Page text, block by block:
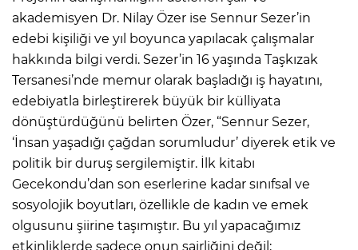
akademisyen Dr. Nilay Özer ise Sennur Sezer’in
edebi kişiliği ve yıl boyunca yapılacak çalışmalar
hakkında bilgi verdi. Sezer’in 16 yaşında Taşkızak
Tersanesi’nde memur olarak başladığı iş hayatını,
edebiyatla birleştirerek büyük bir külliyata
dönüştürdüğünü belirten Özer, “Sennur Sezer,
‘İnsan yaşadığı çağdan sorumludur’ diyerek etik ve
politik bir duruş sergilemiştir. İlk kitabı
Gecekondu’dan son eserlerine kadar sınıfsal ve
sosyolojik boyutları, özellikle de kadın ve emek
olgusunu şiirine taşımıştır. Bu yıl yapacağımız
etkinliklerde sadece onun şairliğini değil;